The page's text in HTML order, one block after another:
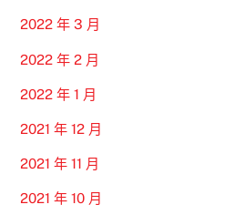
2022 年 3 月
2022 年 2 月
2022 年 1 月
2021 年 12 月
2021 年 11 月
2021 年 10 月